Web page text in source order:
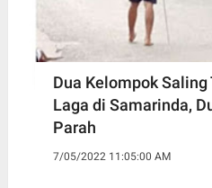
Dua Kelompok Saling
Laga di Samarinda,
Parah
7/05/2022 11:05:00 AM